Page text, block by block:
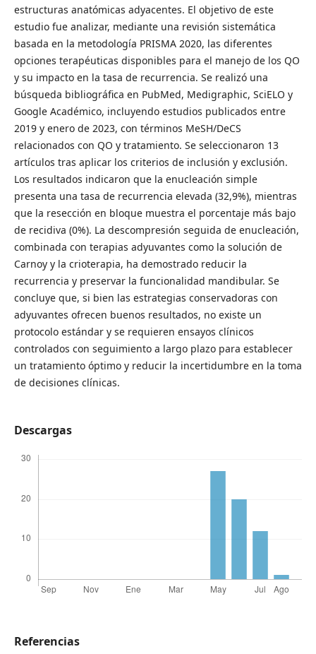
estructuras anatómicas adyacentes. El objetivo de este
estudio fue analizar, mediante una revisión sistemática
basada en la metodología PRISMA 2020, las diferentes
opciones terapéuticas disponibles para el manejo de los QO
y su impacto en la tasa de recurrencia. Se realizó una
búsqueda bibliográfica en PubMed, Medigraphic, SciELO y
Google Académico, incluyendo estudios publicados entre
2019 y enero de 2023, con términos MeSH/DeCS
relacionados con QO y tratamiento. Se seleccionaron 13
artículos tras aplicar los criterios de inclusión y exclusión.
Los resultados indicaron que la enucleación simple
presenta una tasa de recurrencia elevada (32,9%), mientras
que la resección en bloque muestra el porcentaje más bajo
de recidiva (0%). La descompresión seguida de enucleación,
combinada con terapias adyuvantes como la solución de
Carnoy y la crioterapia, ha demostrado reducir la
recurrencia y preservar la funcionalidad mandibular. Se
concluye que, si bien las estrategias conservadoras con
adyuvantes ofrecen buenos resultados, no existe un
protocolo estándar y se requieren ensayos clínicos
controlados con seguimiento a largo plazo para establecer
un tratamiento óptimo y reducir la incertidumbre en la toma
de decisiones clínicas.
Descargas
Referencias